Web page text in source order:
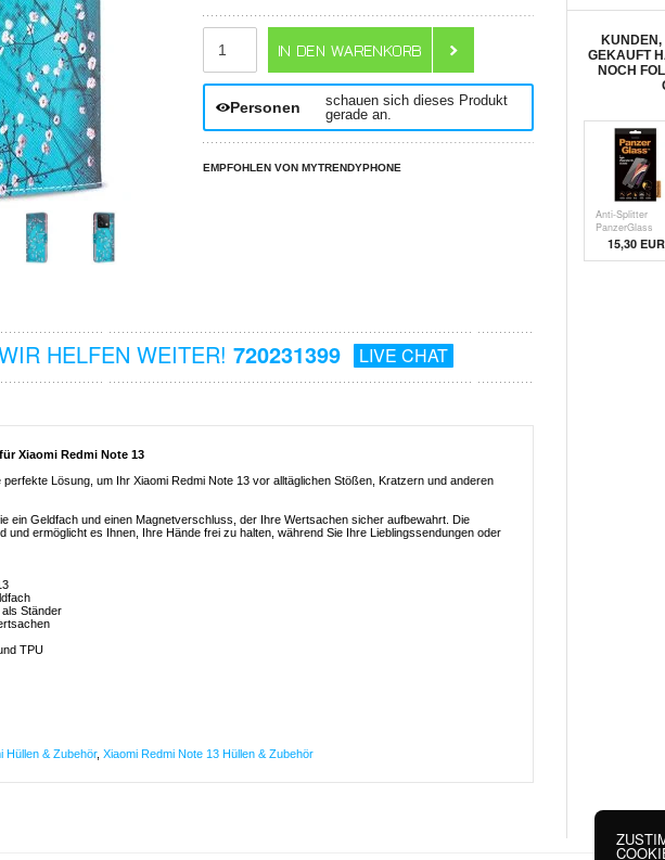
Personen
schauen sich dieses Produkt
gerade an.
EMPFOHLEN VON MYTRENDYPHONE
HELFEN WEITER! 720231399 LIVE CHAT
Xiaomi Redmi Note 13
Lösung, um Ihr Xiaomi Redmi Note 13 vor alltäglichen Stößen, Kratzern und anderen
ein Geldfach und einen Magnetverschluss, der Ihre Wertsachen sicher aufbewahrt. Die
und ermöglicht es Ihnen, Ihre Hände frei zu halten, während Sie Ihre Lieblingssendungen oder
Ständer
TPU
Hüllen & Zubehör, Xiaomi Redmi Note 13 Hüllen & Zubehör
GEKAUFT
NOCH
Anti-Splitter
PanzerGlass
Disp15,30 EUR